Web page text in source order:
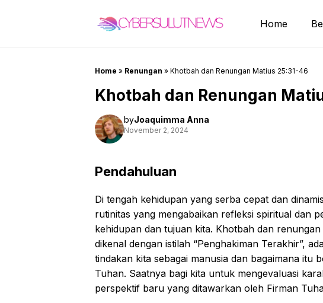
Home
Home » Renungan » Khotbah dan Renungan Matius 25:31-46
Khotbah dan Renungan
byJoaquimma Anna
November 2, 2024
Pendahuluan
Di tengah kehidupan yang serba cepat dan
rutinitas yang mengabaikan refleksi spiritual dan
kehidupan dan tujuan kita. Khotbah dan
dikenal dengan istilah “Penghakiman Terakhir”,
tindakan kita sebagai manusia dan bagaimana itu
Tuhan. Saatnya bagi kita untuk mengevaluasi
perspektif baru yang ditawarkan oleh Firman